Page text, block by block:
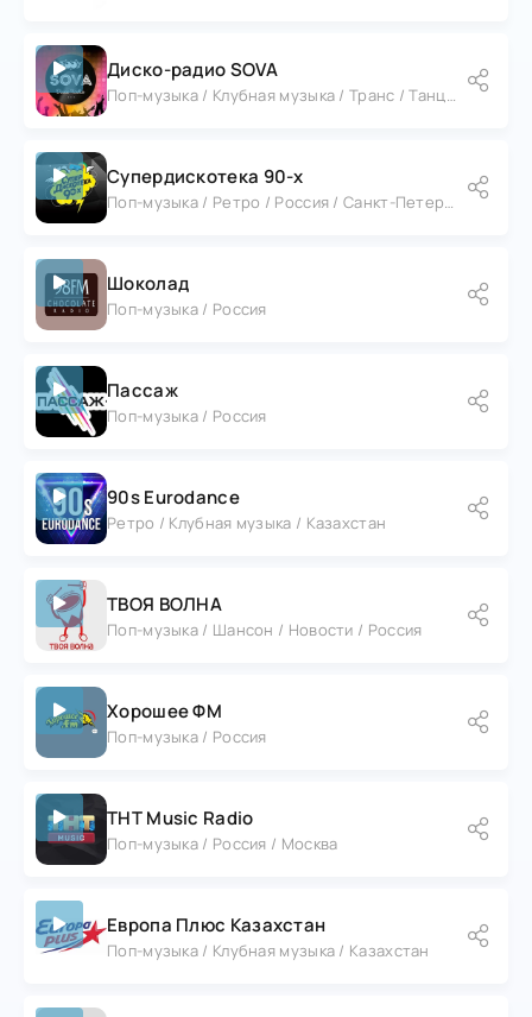
Диско-радио SOVA
Супердискотека 90-х
Шоколад
Поп-музыка / Россия
Пассаж
Поп-музыка / Россия
90s Eurodance
Ретро / Клубная музыка / Казахстан
ТВОЯ ВОЛНА
Поп-музыка / Шансон / Новости / Россия
Хорошее ФМ
Поп-музыка / Россия
ТНТ Music Radio
Поп-музыка / Россия / Москва
Европа Плюс Казахстан
Поп-музыка / Клубная музыка / Казахстан